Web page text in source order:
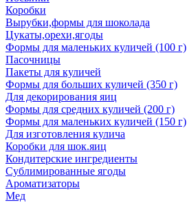
Коробки
Вырубки,формы для шоколада
Цукаты,орехи,ягоды
Формы для маленьких куличей (100 г)
Пасочницы
Пакеты для куличей
Формы для больших куличей (350 г)
Для декорирования яиц
Формы для средних куличей (200 г)
Формы для маленьких куличей (150 г)
Для изготовления кулича
Коробки для шок.яиц
Кондитерские ингредиенты
Сублимированные ягоды
Ароматизаторы
Мед